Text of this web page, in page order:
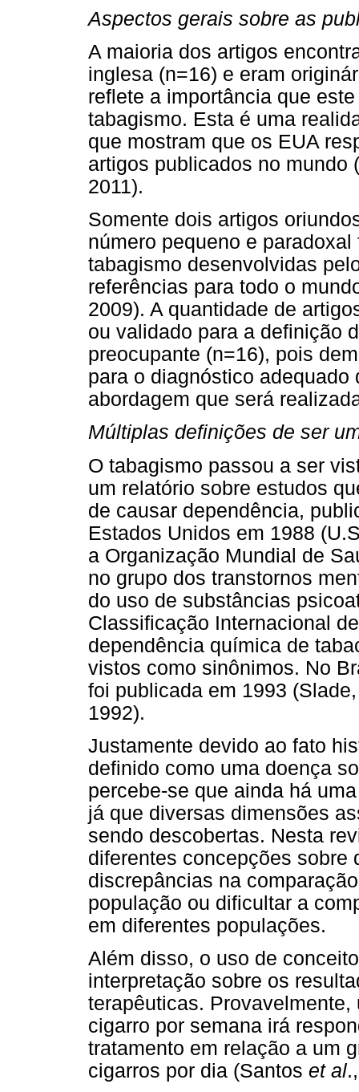
Aspectos gerais sobre as
A maioria dos artigos
inglesa (n=16) e eram
reflete a importância que
tabagismo. Esta é uma
que mostram que os EUA
artigos publicados no mundo
2011).
Somente dois artigos
número pequeno e
tabagismo desenvolvidas
referências para todo o
2009). A quantidade de
ou validado para a definição
preocupante (n=16), pois
para o diagnóstico
abordagem que será
Múltiplas definições de ser
O tabagismo passou a ser
um relatório sobre estudos
de causar dependência,
Estados Unidos em 1988
a Organização Mundial de
no grupo dos transtornos
do uso de substâncias
Classificação Internacional
dependência química de
vistos como sinônimos. No
foi publicada em 1993
1992).
Justamente devido ao fato
definido como uma doença
percebe-se que ainda há
já que diversas dimensões
sendo descobertas. Nesta
diferentes concepções sobre
discrepâncias na
população ou dificultar a
em diferentes populações.
Além disso, o uso de
interpretação sobre os
terapêuticas.
cigarro por semana irá
tratamento em relação a um
cigarros por dia (Santos et al